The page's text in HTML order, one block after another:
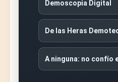
Demoscopia Digital
De las Heras
A ninguna: no confío